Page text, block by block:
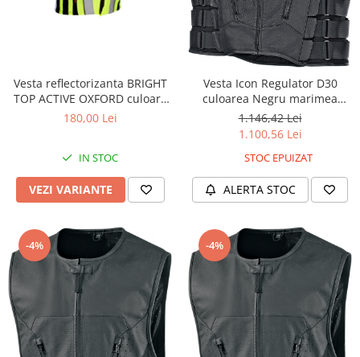
Vesta reflectorizanta BRIGHT
TOP ACTIVE OXFORD culoare
galben
180,00 Lei
IN STOC
VEZI VARIANTE
Vesta Icon Regulator D30
culoarea Negru marimea
2XL/3XL
1.146,42 Lei
1.100,56 Lei
STOC EPUIZAT
ALERTA STOC
-4% -4%